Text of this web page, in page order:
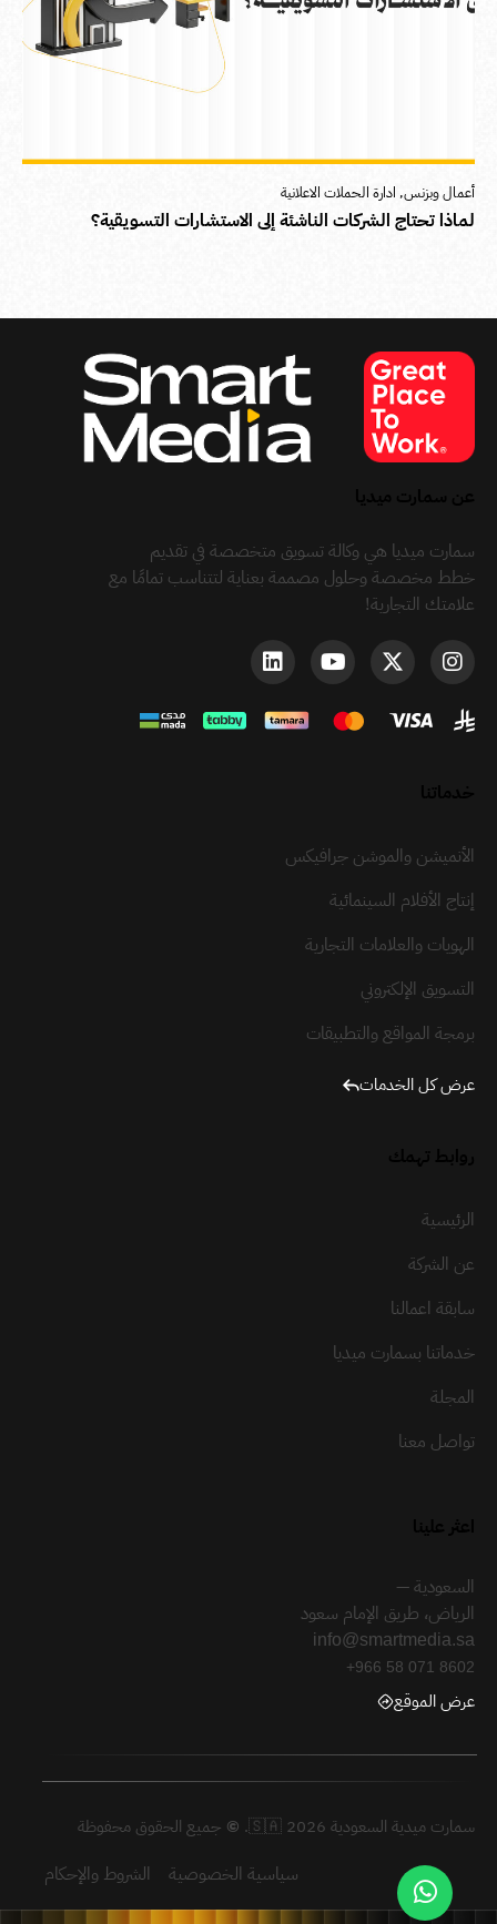
أعمال وبزنس, ادارة الحملات الاعلانية
لماذا تحتاج الشركات الناشئة إلى الاستشارات التسويقية؟
سمارت ميديا هي وكالة تسويق متخصصة في تقديم
خطط مخصصة وحلول مصممة بعناية لتتناسب تمامًا مع
علامتك التجارية!
الأنميشن والموشن جرافيكس
إنتاج الأفلام السينمائية
الهويات والعلامات التجارية
التسويق الإلكتروني
برمجة المواقع والتطبيقات
عرض كل الخدمات
الرئيسية
عن الشركة
سابقة اعمالنا
خدماتنا بسمارت ميديا
المجلة
تواصل معنا
السعودية —
الرياض، طريق الإمام سعود
info@smartmedia.sa
+966 58 071 8602
عرض الموقع
سمارت ميدية السعودية 🇸🇦 2026. © جميع الحقوق محفوظة
سياسية الخصوصية الشروط والإحكام